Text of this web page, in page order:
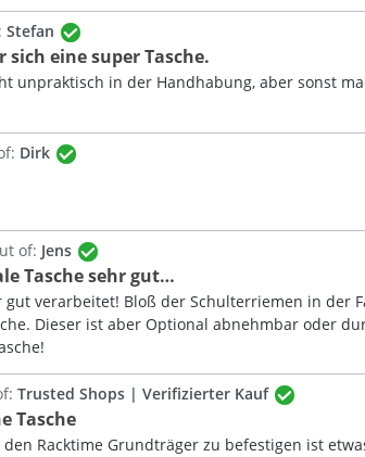
Stefan
of 5 stars
sich eine super Tasche.
unpraktisch in der Handhabung, aber sonst
Dirk
of: Jens
of 5 stars
Tasche sehr gut…
gut verarbeitet! Bloß der Schulterriemen in der
Dieser ist aber Optional abnehmbar oder
Trusted Shops | Verifizierter Kauf
of 5 stars
Tasche
Racktime Grundträger zu befestigen ist